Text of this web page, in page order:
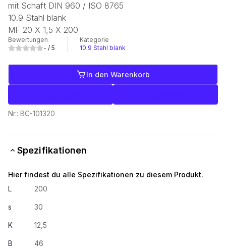
mit Schaft DIN 960 / ISO 8765
10.9 Stahl blank
MF 20 X 1,5 X 200
Bewertungen
- / 5
Kategorie
10.9 Stahl blank
In den Warenkorb
Nr.: BC-101320
Spezifikationen
Hier findest du alle Spezifikationen zu diesem Produkt.
L
200
s 30
K 12,5
B 46